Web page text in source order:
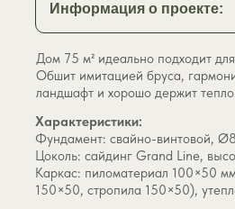
Характеристики:
Фундамент: свайно-винтовой,
Цоколь: сайдинг Grand Line,
Каркас: пиломатериал 100×50
150×50, стропила 150×50),
Информация о проекте:
Дом 75 м² идеально подходит
Обшит имитацией бруса,
ландшафт и хорошо держит
или
после